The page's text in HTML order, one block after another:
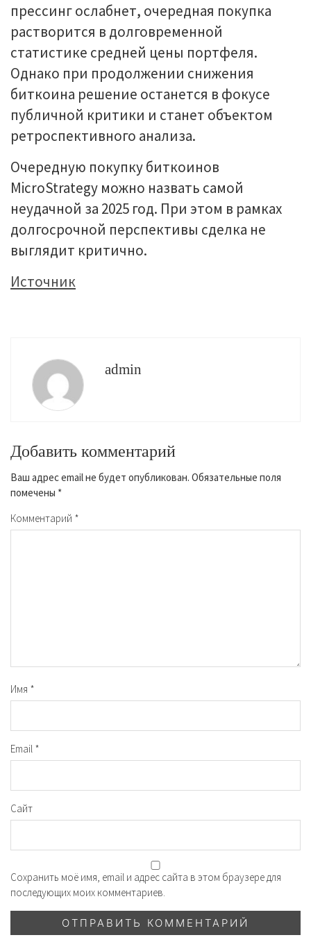
прессинг ослабнет, очередная покупка
растворится в долговременной
статистике средней цены портфеля.
Однако при продолжении снижения
биткоина решение останется в фокусе
публичной критики и станет объектом
ретроспективного анализа.
Очередную покупку биткоинов
MicroStrategy можно назвать самой
неудачной за 2025 год. При этом в рамках
долгосрочной перспективы сделка не
выглядит критично.
Источник
admin
Добавить комментарий
Ваш адрес email не будет опубликован. Обязательные поля
помечены *
Комментарий *
Имя *
Email *
Сайт
Сохранить моё имя, email и адрес сайта в этом браузере для
последующих моих комментариев.